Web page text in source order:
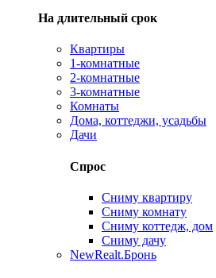
На длительный срок
Квартиры
1-комнатные
2-комнатные
3-комнатные
Комнаты
Дома, коттеджи, усадьбы
Дачи
Спрос
Сниму квартиру
Сниму комнату
Сниму коттедж, дом
Сниму дачу
NewRealt.Бронь